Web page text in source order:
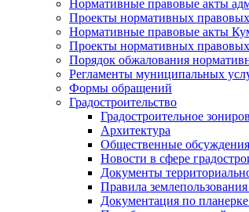
Нормативные правовые акты
Проекты нормативных
Нормативные правовые акты
Проекты нормативных
Порядок обжалования
Регламенты муниципальных
Формы обращений
Градостроительство
Градостроительное
Архитектура
Общественные
Новости в сфере
Документы
Правила
Документация по